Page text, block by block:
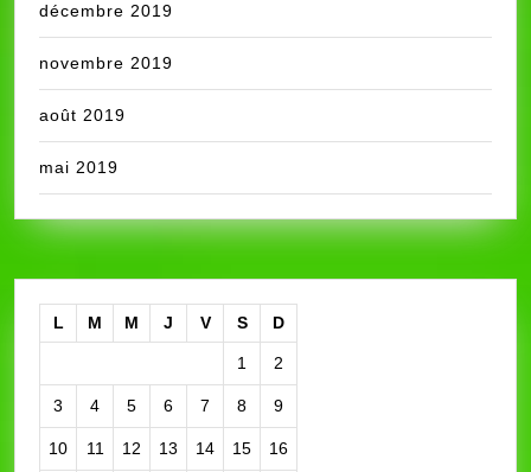
décembre 2019
novembre 2019
août 2019
mai 2019
L M M J V S D
1 2
3 4 5 6 7 8 9
10 11 12 13 14 15 16